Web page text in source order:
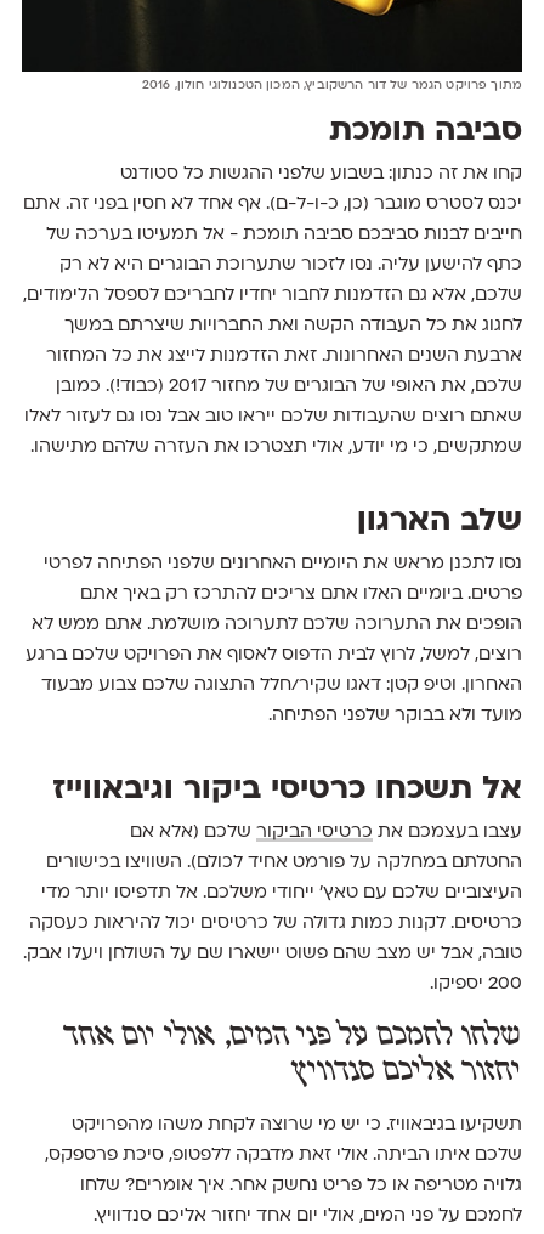
מתוך פרויקט הגמר של דור הרשקוביץ, המכון הטכנולוגי חולון, 2016
סביבה תומכת
קחו את זה כנתון: בשבוע שלפני ההגשות כל סטודנט
יכנס לסטרס מוגבר (כן, כ-ו-ל-ם). אף אחד לא חסין בפני זה. אתם
חייבים לבנות סביבכם סביבה תומכת - אל תמעיטו בערכה של
כתף להישען עליה. נסו לזכור שתערוכת הבוגרים היא לא רק
שלכם, אלא גם הזדמנות לחבור יחדיו לחבריכם לספסל הלימודים,
לחגוג את כל העבודה הקשה ואת החברויות שיצרתם במשך
ארבעת השנים האחרונות. זאת הזדמנות לייצג את כל המחזור
שלכם, את האופי של הבוגרים של מחזור 2017 (כבוד!). כמובן
שאתם רוצים שהעבודות שלכם ייראו טוב אבל נסו גם לעזור לאלו
שמתקשים, כי מי יודע, אולי תצטרכו את העזרה שלהם מתישהו.
שלב הארגון
נסו לתכנן מראש את היומיים האחרונים שלפני הפתיחה לפרטי
פרטים. ביומיים האלו אתם צריכים להתרכז רק באיך אתם
הופכים את התערוכה שלכם לתערוכה מושלמת. אתם ממש לא
רוצים, למשל, לרוץ לבית הדפוס לאסוף את הפרויקט שלכם ברגע
האחרון. וטיפ קטן: דאגו שקיר/חלל התצוגה שלכם צבוע מבעוד
מועד ולא בבוקר שלפני הפתיחה.
אל תשכחו כרטיסי ביקור וגיבאווייז
עצבו בעצמכם את כרטיסי הביקורשלכם (אלא אם
החטלתם במחלקה על פורמט אחיד לכולם). השוויצו בכישורים
העיצוביים שלכם עם טאץ' ייחודי משלכם. אל תדפיסו יותר מדי
כרטיסים. לקנות כמות גדולה של כרטיסים יכול להיראות כעסקה
טובה, אבל יש מצב שהם פשוט יישארו שם על השולחן ויעלו אבק.
200 יספיקו.
שלחו לחמכם על פני המים, אולי יום אחד
יחזור אליכם סנדוויץ
תשקיעו בגיבאוויז. כי יש מי שרוצה לקחת משהו מהפרויקט
שלכם איתו הביתה. אולי זאת מדבקה ללפטופ, סיכת פרספקס,
גלויה מטריפה או כל פריט נחשק אחר. איך אומרים? שלחו
לחמכם על פני המים, אולי יום אחד יחזור אליכם סנדוויץ.